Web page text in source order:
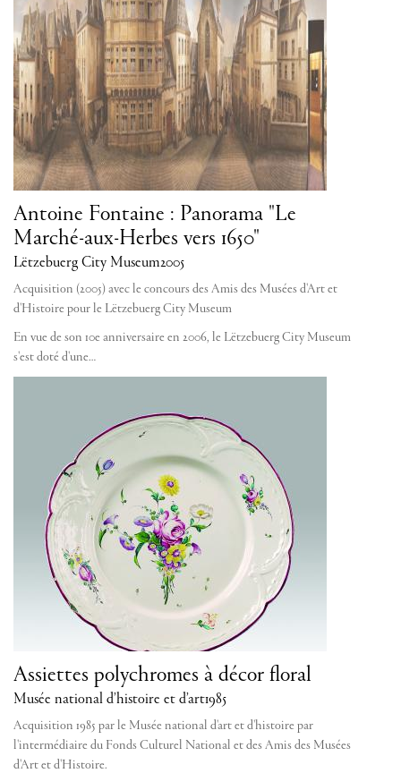
Antoine Fontaine : Panorama "Le
Marché-aux-Herbes vers 1650"
Lëtzebuerg City Museum2005
Acquisition (2005) avec le concours des Amis des Musées d'Art et
d'Histoire pour le Lëtzebuerg City Museum
En vue de son 10e anniversaire en 2006, le Lëtzebuerg City Museum
s'est doté d'une…
Assiettes polychromes à décor floral
Musée national d’histoire et d’art1985
Acquisition 1985 par le Musée national d'art et d'histoire par
l'intermédiaire du Fonds Culturel National et des Amis des Musées
d'Art et d'Histoire.